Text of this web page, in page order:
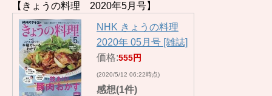
【きょうの料理 2020年5月号】
NHK きょうの料理
2020年 05月号 [雑誌]
価格:555円
(2020/5/12 06:22時点)
感想(1件)